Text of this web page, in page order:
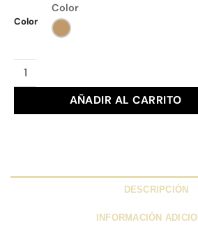
Color
Color
BOLSO REFRESH Ref. 183349 cantidad
AÑADIR AL CARRITO
DESCRIPCIÓN
INFORMACIÓN